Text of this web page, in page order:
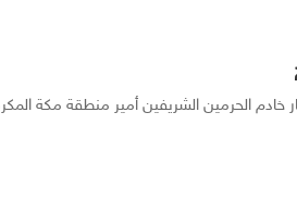
الحرمين الشريفين أمير منطقة مكة